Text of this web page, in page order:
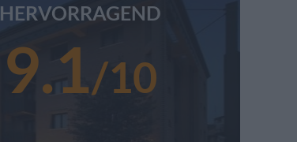
HERVORRAGEND
9.1/10